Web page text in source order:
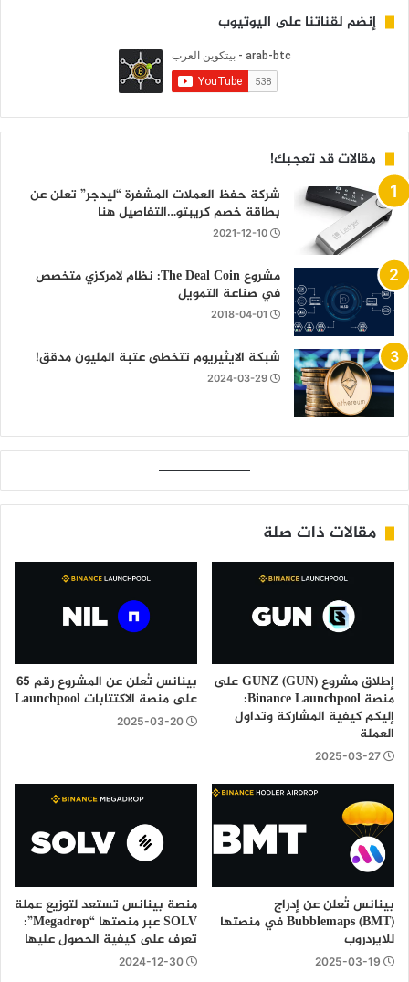
إنضم لقناتنا على اليوتيوب
مقالات قد تعجبك!
شركة حفظ العملات المشفرة “ليدجر” تعلن عن
بطاقة خصم كريبتو…التفاصيل هنا
2021-12-10
مشروع The Deal Coin: نظام لامركزي متخصص
في صناعة التمويل
2018-04-01
شبكة الايثيريوم تتخطى عتبة المليون مدقق!
2024-03-29
مقالات ذات صلة
إطلاق مشروع GUNZ (GUN) على
منصة Binance Launchpool:
إليكم كيفية المشاركة وتداول
العملة
2025-03-27
بينانس تُعلن عن المشروع رقم 65
على منصة الاكتتابات Launchpool
2025-03-20
بينانس تُعلن عن إدراج
Bubblemaps (BMT) في منصتها
للايردروب
2025-03-19
منصة بينانس تستعد لتوزيع عملة
SOLV عبر منصتها “Megadrop”:
تعرف على كيفية الحصول عليها
2024-12-30